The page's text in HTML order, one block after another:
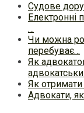
Судове
Електронні
…
Чи можна
перебуває…
Як
Як отримати
Адвокати,